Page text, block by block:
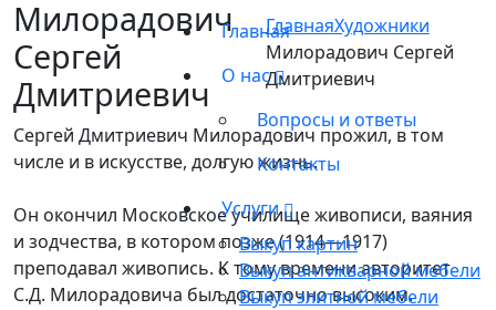
Главная
О нас
Вопросы и ответы
Контакты
Услуги
Выкуп картин
Выкуп антикварной мебели
Выкуп элитной мебели
Милорадович
Сергей
Дмитриевич
ГлавнаяХудожники
Милорадович Сергей
Дмитриевич
Сергей Дмитриевич Милорадович прожил, в том
числе и в искусстве, долгую жизнь.
Он окончил Московское училище живописи, ваяния
и зодчества, в котором позже (1914—1917)
преподавал живопись. К тому времени авторитет
С.Д. Милорадовича был достаточно высоким.